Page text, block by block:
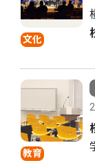
文化
教育